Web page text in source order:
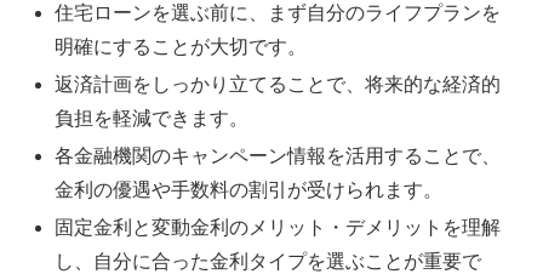
住宅ローンを選ぶ前に、まず自分のライフプランを
明確にすることが大切です。
返済計画をしっかり立てることで、将来的な経済的
負担を軽減できます。
各金融機関のキャンペーン情報を活用することで、
金利の優遇や手数料の割引が受けられます。
固定金利と変動金利のメリット・デメリットを理解
し、自分に合った金利タイプを選ぶことが重要で